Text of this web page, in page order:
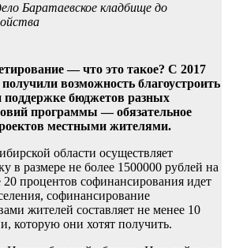
Баратаевское кладбище до
— что это такое? С 2017
возможность благоустроить
поддержке бюджетов разных
программы — обязательное
местными жителями.
области осуществляет
в размере не более 1500000 рублей на
процентов софинансирования идет
софинансирование
жителей составляет не менее 10
которую они хотят получить.